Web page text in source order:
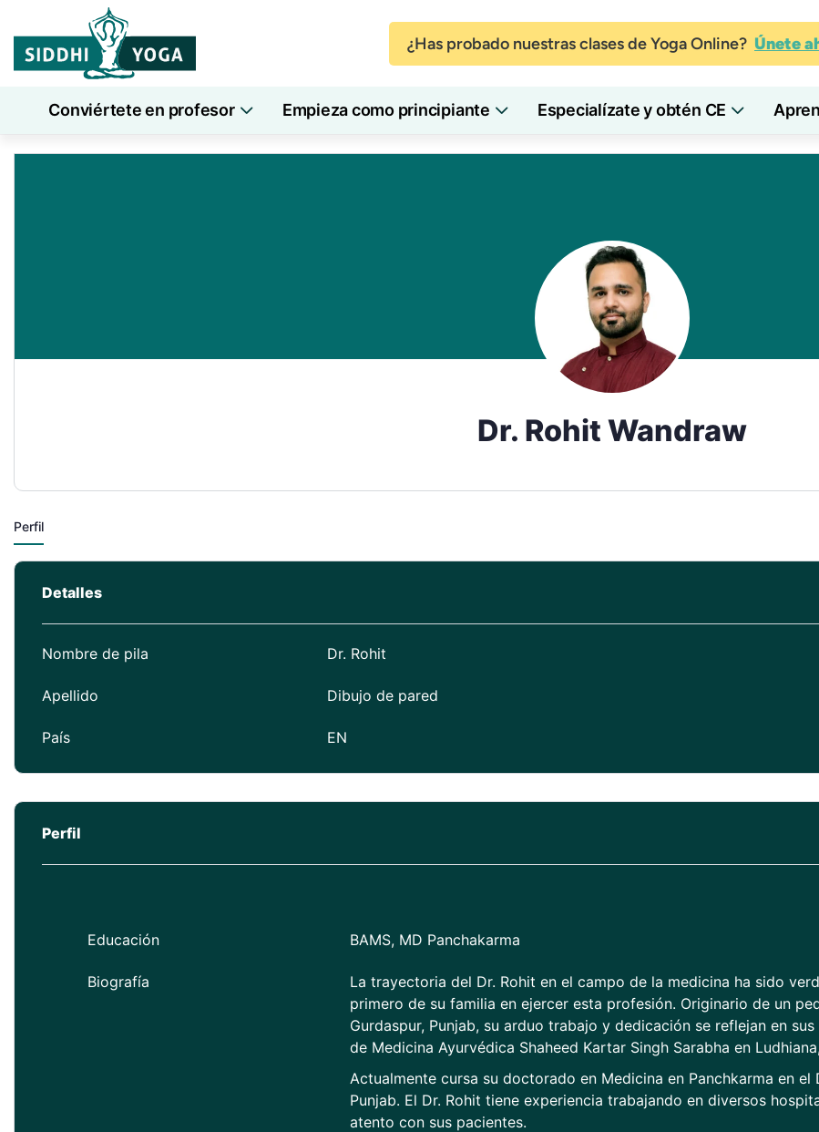
¿Has probado nuestras clases de Yoga Online? Únete
Conviértete en profesor Empieza como principiante Especialízate y obtén CE
Dr. Rohit Wandraw
Perfil
Detalles
Nombre de pila Dr. Rohit
Apellido Dibujo de pared
País EN
Perfil
Educación BAMS, MD Panchakarma
Biografía
La trayectoria del Dr. Rohit en el campo de la medicina ha sido
primero de su familia en ejercer esta profesión. Originario de un
Gurdaspur, Punjab, su arduo trabajo y dedicación se reflejan en
de Medicina Ayurvédica Shaheed Kartar Singh Sarabha en
Actualmente cursa su doctorado en Medicina en Panchkarma en
Punjab. El Dr. Rohit tiene experiencia trabajando en diversos
atento con sus pacientes.